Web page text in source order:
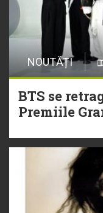
NOUTĂȚI
BTS se
Premiile